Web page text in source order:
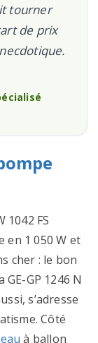
tourner
de prix
1042 FS
en 1 050 W et
cher : le bon
GP 1246 N
s’adresse
Côté
à ballon